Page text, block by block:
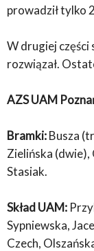
prowadził tylko
W drugiej części
rozwiązał.
AZS UAM
Bramki:Busza
Zielińska (dwie),
Stasiak.
Skład UAM:
Sypniewska,
Czech,